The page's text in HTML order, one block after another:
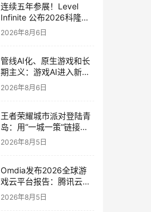
连续五年参展！Level
Infinite 公布2026科隆游
戏展产品阵容
2026年8月6日
管线AI化、原生游戏和长
期主义：游戏AI进入新共
识时代
2026年8月6日
王者荣耀城市派对登陆青
岛：用“一城一策”链接海
洋场景，以双向奔赴带动
2026年8月5日
Omdia发布2026全球游
戏云平台报告：腾讯云连
续两年入选“领导者”象限
2026年8月5日